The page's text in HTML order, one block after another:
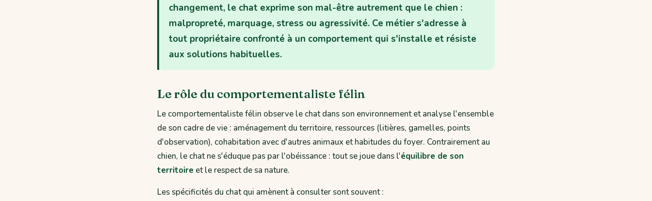
changement, le chat exprime son mal-être autrement que le chien :
malpropreté, marquage, stress ou agressivité. Ce métier s'adresse à
tout propriétaire confronté à un comportement qui s'installe et résiste
aux solutions habituelles.
Le rôle du comportementaliste félin
Le comportementaliste félin observe le chat dans son environnement et analyse l'ensemble
de son cadre de vie : aménagement du territoire, ressources (litières, gamelles, points
d'observation), cohabitation avec d'autres animaux et habitudes du foyer. Contrairement au
chien, le chat ne s'éduque pas par l'obéissance : tout se joue dans l'équilibre de son
territoire et le respect de sa nature.
Les spécificités du chat qui amènent à consulter sont souvent :